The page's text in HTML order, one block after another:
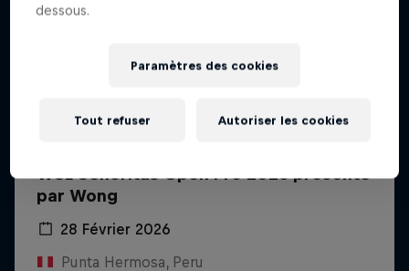
WSL Señoritas Open Pro 2026 présenté
par Wong
28 Février 2026
Punta Hermosa, Peru
dessous.
Paramètres des cookies
Tout refuser Autoriser les cookies